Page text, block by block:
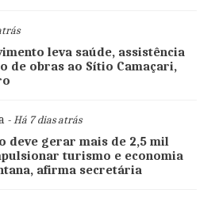
leva saúde, assistência
de obras ao Sítio Camaçari,
- Há 7 dias atrás
deve gerar mais de 2,5 mil
turismo e economia
afirma secretária